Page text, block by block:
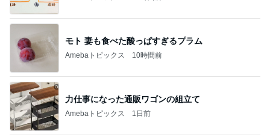
モト 妻も食べた酸っぱすぎるプラム
Amebaトピックス 10時間前
力仕事になった通販ワゴンの組立て
Amebaトピックス 1日前